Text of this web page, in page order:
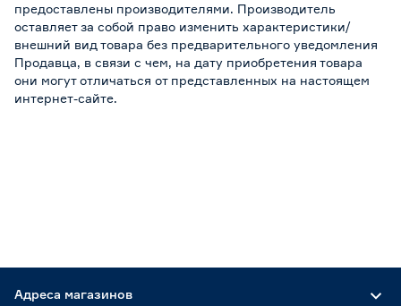
предоставлены производителями. Производитель
оставляет за собой право изменить характеристики/
внешний вид товара без предварительного уведомления
Продавца, в связи с чем, на дату приобретения товара
они могут отличаться от представленных на настоящем
интернет-сайте.
Адреса магазинов